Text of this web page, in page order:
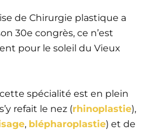
de Chirurgie plastique a
30e congrès, ce n’est
pour le soleil du Vieux
cette spécialité est en plein
refait le nez (rhinoplastie),
, blépharoplastie) et de